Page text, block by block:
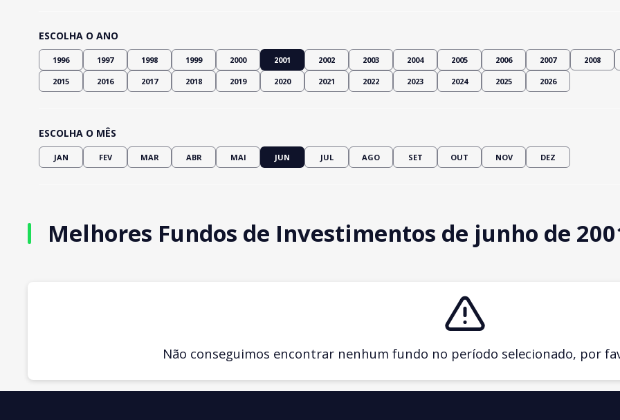
ESCOLHA O ANO
1996 1997 1998 1999 2000 2001 2002 2003 2004 2005 2006 2007 2008
2015 2016 2017 2018 2019 2020 2021 2022 2023 2024 2025 2026
ESCOLHA O MÊS
JAN FEV MAR ABR MAI JUN JUL AGO SET OUT NOV DEZ
Melhores Fundos de Investimentos de junho de
Não conseguimos encontrar nenhum fundo no período selecionado, por